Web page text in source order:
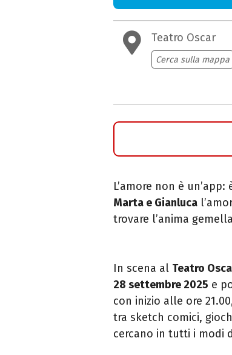
Teatro Oscar
Cerca sulla mappa
L’amore non è
Marta e Gianluca
trovare l’anima
In scena al Teatro
28 settembre 2025 e
con inizio alle ore
tra sketch comici,
cercano in tutti i modi